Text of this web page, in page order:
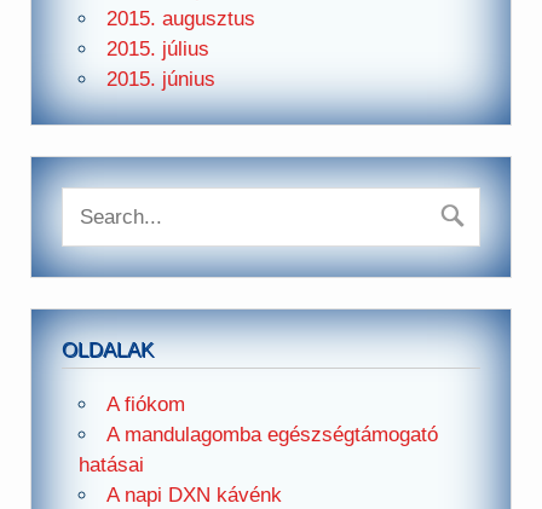
2015. augusztus
2015. július
2015. június
OLDALAK
A fiókom
A mandulagomba egészségtámogató
hatásai
A napi DXN kávénk